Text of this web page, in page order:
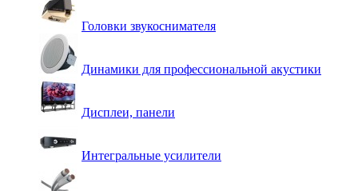
Головки звукоснимателя
Динамики для профессиональной акустики
Дисплеи, панели
Интегральные усилители